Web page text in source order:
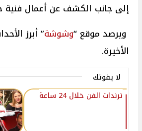
إلى جانب الكشف عن أعمال فنية
ويرصد موقع “وشوشة” أبرز
الأخيرة.
لا يفوتك
ترندات الفن خلال 24 ساعة